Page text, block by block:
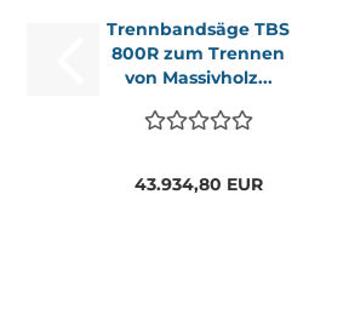
Trenn­band­sä­ge TBS
800R zum Tren­nen
von Mas­siv­holz...
43.934,80 EUR